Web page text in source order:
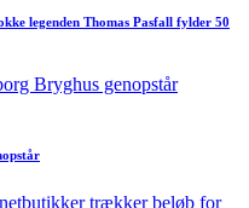
legenden Thomas Pasfall fylder 50